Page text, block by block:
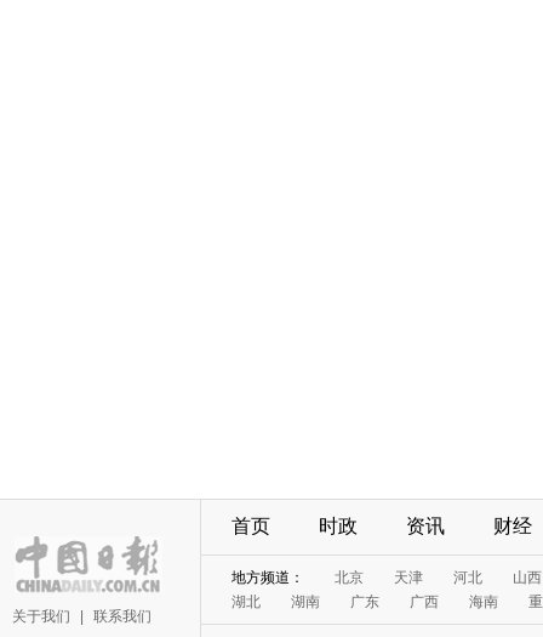
关于我们 联系我们
首页 时政 资讯 财经
地方频道： 北京 天津 河北
山西
湖北
湖南 广东 广西 海南